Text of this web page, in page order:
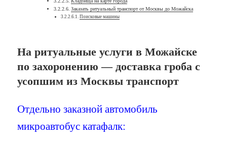
Заказать ритуальный транспорт от Москвы до Можайска
Поисковые машины
На ритуальные услуги в Можайске
по захоронению — доставка гроба с
усопшим из Москвы транспорт
Отдельно заказной автомобиль
микроавтобус катафалк: